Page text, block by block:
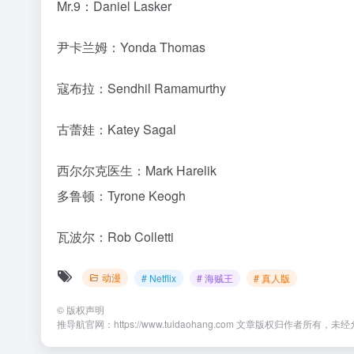
©版权声明
上一篇
相关文章
动画《我内心的糟糕念头》第三
季定档2027年还有得等！
M29《名侦探柯南》剧
速公路的堕天使」2026